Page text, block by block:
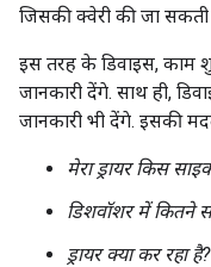
जिसकी क्वेरी की जा सकती
इस तरह के डिवाइस, काम
जानकारी देंगे. साथ ही,
जानकारी भी देंगे. इसकी
मेरा ड्रायर किस
डिशवॉशर में कितने
ड्रायर क्या कर रहा है?